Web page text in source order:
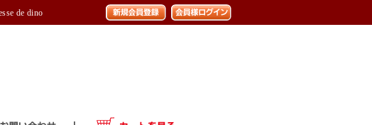
de dino